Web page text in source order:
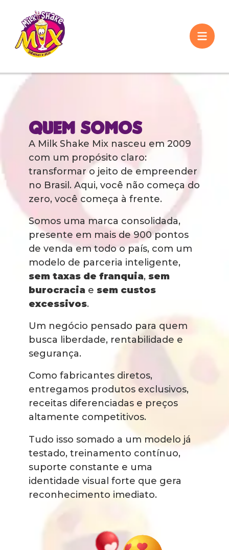
Quem Somos
A Milk Shake Mix nasceu em 2009
com um propósito claro:
transformar o jeito de empreender
no Brasil. Aqui, você não começa do
zero, você começa à frente.
Somos uma marca consolidada,
presente em mais de 900 pontos
de venda em todo o país, com um
modelo de parceria inteligente,
sem taxas de franquia, sem
burocracia e sem custos
excessivos.
Um negócio pensado para quem
busca liberdade, rentabilidade e
segurança.
Como fabricantes diretos,
entregamos produtos exclusivos,
receitas diferenciadas e preços
altamente competitivos.
Tudo isso somado a um modelo já
testado, treinamento contínuo,
suporte constante e uma
identidade visual forte que gera
reconhecimento imediato.